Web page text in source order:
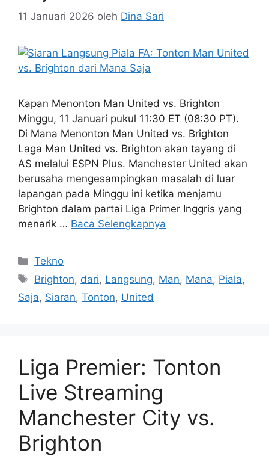
11 Januari 2026 oleh Dina Sari
Kapan Menonton Man United vs. Brighton
Minggu, 11 Januari pukul 11:30 ET (08:30 PT).
Di Mana Menonton Man United vs. Brighton
Laga Man United vs. Brighton akan tayang di
AS melalui ESPN Plus. Manchester United akan
berusaha mengesampingkan masalah di luar
lapangan pada Minggu ini ketika menjamu
Brighton dalam partai Liga Primer Inggris yang
menarik … Baca Selengkapnya
Kategori
Tekno
Tag
Brighton, dari, Langsung, Man, Mana, Piala,
Saja, Siaran, Tonton, United
Liga Premier: Tonton
Live Streaming
Manchester City vs.
Brighton